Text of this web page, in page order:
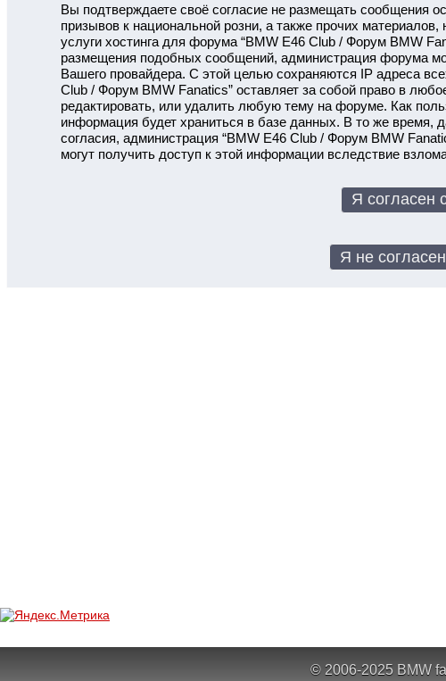
Вы подтверждаете своё согласие не размещать сообщения
призывов к национальной розни, а также прочих
услуги хостинга для форума “BMW E46 Club / Форум BMW
размещения подобных сообщений, администрация форума
Вашего провайдера. С этой целью сохраняются IP адреса
Club / Форум BMW Fanatics” оставляет за собой право в
редактировать, или удалить любую тему на форуме. Как
информация будет храниться в базе данных. В то же время,
согласия, администрация “BMW E46 Club / Форум BMW
могут получить доступ к этой информации вследствие
© 2006-2025 BMW